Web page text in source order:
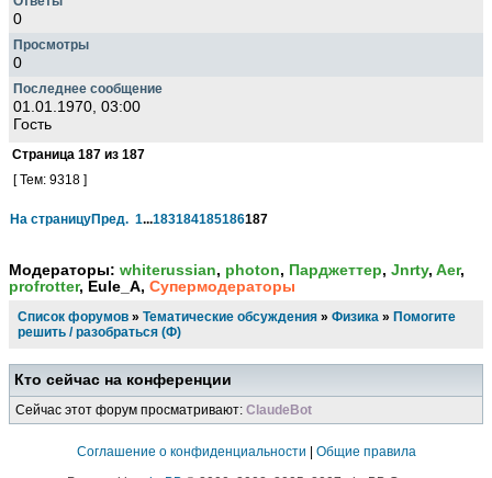
0
0
01.01.1970, 03:00
Гость
Страница 187 из 187
[ Тем: 9318 ]
На страницуПред. 1...183184185186187
Модераторы: whiterussian, photon, Парджеттер, Jnrty, Aer,
profrotter, Eule_A, Супермодераторы
Список форумов » Тематические обсуждения » Физика » Помогите
решить / разобраться (Ф)
Кто сейчас на конференции
Сейчас этот форум просматривают: ClaudeBot
Соглашение о конфиденциальности
Общие правила